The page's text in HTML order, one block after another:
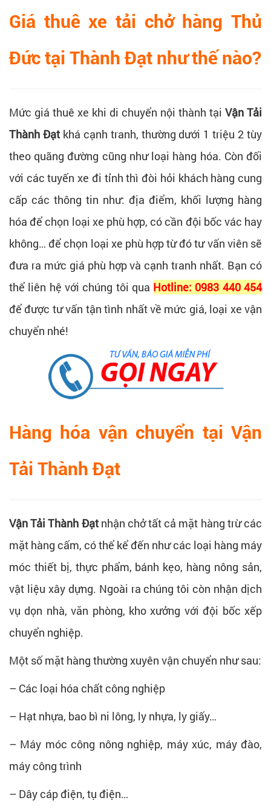
Giá thuê xe tải chở hàng Thủ
Đức tại Thành Đạt như thế nào?
Mức giá thuê xe khi di chuyển nội thành tại Vận Tải
Thành Đạtkhá cạnh tranh, thường dưới 1 triệu 2 tùy
theo quãng đường cũng như loại hàng hóa. Còn đối
với các tuyến xe đi tỉnh thì đòi hỏi khách hàng cung
cấp các thông tin như: địa điểm, khối lượng hàng
hóa để chọn loại xe phù hợp, có cần đội bốc vác hay
không… để chọn loại xe phù hợp từ đó tư vấn viên sẽ
đưa ra mức giá phù hợp và cạnh tranh nhất. Bạn có
thể liên hệ với chúng tôi qua Hotline: 0983 440 454
để được tư vấn tận tình nhất về mức giá, loại xe vận
chuyển nhé!
Hàng hóa vận chuyển tại Vận
Tải Thành Đạt
Vận Tải Thành Đạtnhận chở tất cả mặt hàng trừ các
mặt hàng cấm, có thể kể đến như các loại hàng máy
móc thiết bị, thực phẩm, bánh kẹo, hàng nông sản,
vật liệu xây dựng. Ngoài ra chúng tôi còn nhận dịch
vụ dọn nhà, văn phòng, kho xưởng với đội bốc xếp
chuyển nghiệp.
Một số mặt hàng thường xuyên vận chuyển như sau:
– Các loại hóa chất công nghiệp
– Hạt nhựa, bao bì ni lông, ly nhựa, ly giấy…
– Máy móc công nông nghiệp, máy xúc, máy đào,
máy công trình
– Dây cáp điện, tụ điện…